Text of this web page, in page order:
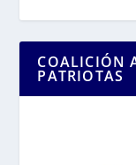
COALICIÓN
PATRIOTAS